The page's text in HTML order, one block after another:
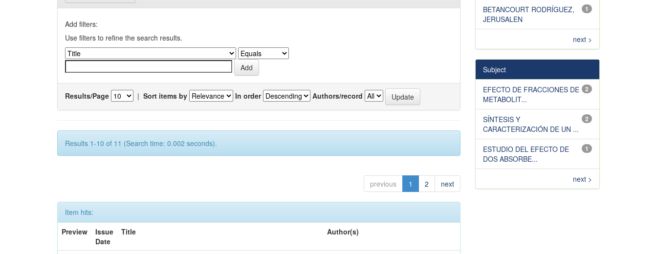
Add filters:
Use filters to refine the search results.
Results/Page | Sort items by In order Authors/record
Results 1-10 of 11 (Search time: 0.002 seconds).
previous 1 2 next
Item hits:
Preview
Issue
Date
Title Author(s)
1
BETANCOURT RODRÍGUEZ,
JERUSALEN
next >
Subject
2
EFECTO DE FRACCIONES DE
METABOLIT...
2
SÍNTESIS Y
CARACTERIZACIÓN DE UN ...
1
ESTUDIO DEL EFECTO DE
DOS ABSORBE...
next >